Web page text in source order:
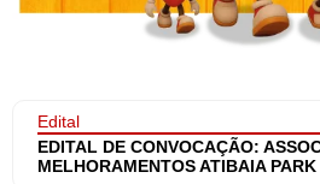
Edital
EDITAL DE CONVOCAÇÃO:
MELHORAMENTOS ATIBAIA PARK